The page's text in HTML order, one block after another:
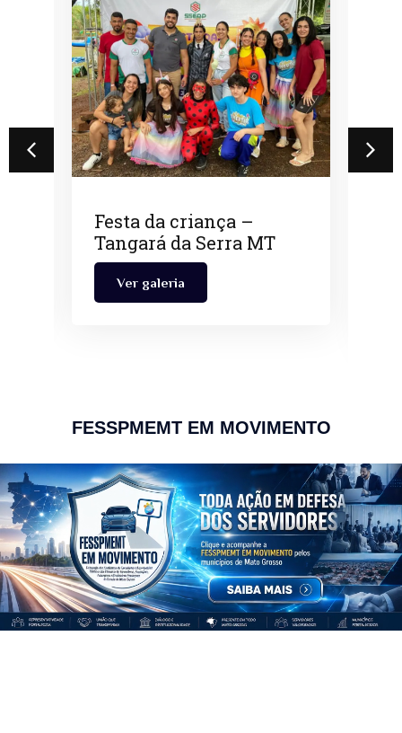
Festa da criança –
Tangará da Serra MT
Ver galeria
FESSPMEMT EM MOVIMENTO